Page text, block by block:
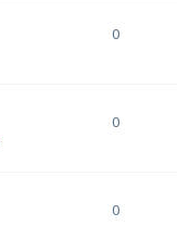
0
0
0